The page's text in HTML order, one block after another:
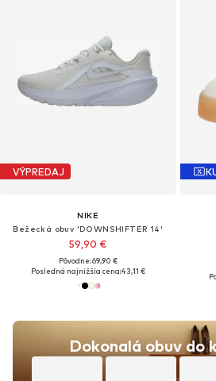
VÝPREDAJ
NIKE
Bežecká obuv 'DOWNSHIFTER 14'
59,90 €
Pôvodne: 69,90 €
Posledná najnižšia cena:43,11 €
Dokonalá obuv do